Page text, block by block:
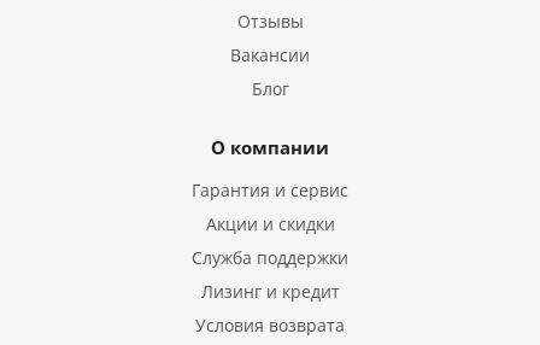
Отзывы
Вакансии
Блог
О компании
Гарантия и сервис
Акции и скидки
Служба поддержки
Лизинг и кредит
Условия возврата